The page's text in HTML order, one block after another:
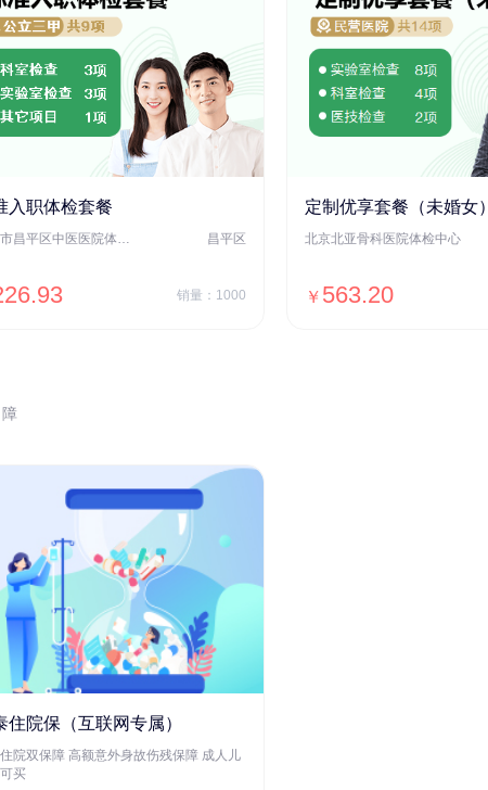
入职体检套餐
北京市昌平区中医医院体检中心 昌平区
销量：1000
定制优享套餐（未婚女）
北京北亚骨科医院体检中心
￥ 563.20
住院保（互联网专属）
院双保障 高额意外身故伤残保障 成人儿
买